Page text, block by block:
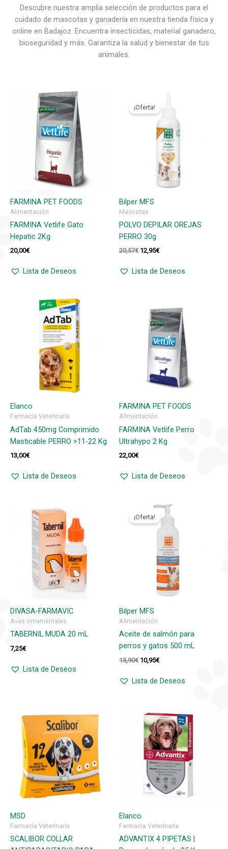
Descubre nuestra amplia selección de productos para el
cuidado de mascotas y ganadería en nuestra tienda física y
online en Badajoz. Encuentra insecticidas, material ganadero,
bioseguridad y más. Garantiza la salud y bienestar de tus
animales.
FARMINA PET FOODS
Alimentación
FARMINA Vetlife Gato
Hepatic 2Kg
20,00€
Lista de Deseos
Bilper MFS
¡Oferta!
Mascotas
POLVO DEPILAR OREJAS
PERRO 30g
20,57€ El
original
era:
12,95€El
actual
es:
Lista de Deseos
Elanco
Farmacia Veterinaria
AdTab 450mg Comprimido
Masticable PERRO >11-22 Kg
13,00€
Lista de Deseos
FARMINA PET FOODS
Alimentación
FARMINA Vetlife Perro
Ultrahypo 2 Kg
22,00€
Lista de Deseos
DIVASA-FARMAVIC
Aves ornamentales
TABERNIL MUDA 20 mL
7,25€
Lista de Deseos
Bilper MFS
¡Oferta!
Alimentación
Aceite de salmón para
perros y gatos 500 mL
15,90€ El
original
era:
10,95€El
actual
es:
Lista de Deseos
MSD
Farmacia Veterinaria
SCALIBOR COLLAR
Elanco
Farmacia Veterinaria
ADVANTIX 4 PIPETAS |